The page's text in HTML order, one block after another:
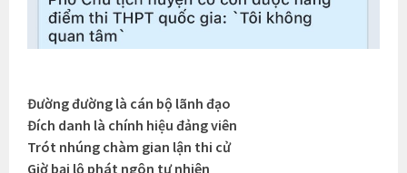
Đường đường là cán bộ lãnh đạo
Đích danh là chính hiệu đảng viên
Trót nhúng chàm gian lận thi cử
Giờ bại lộ phát ngôn tự nhiên